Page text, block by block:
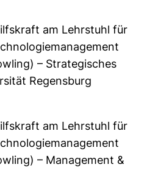
am Lehrstuhl für
– Strategisches
Regensburg
am Lehrstuhl für
– Management &